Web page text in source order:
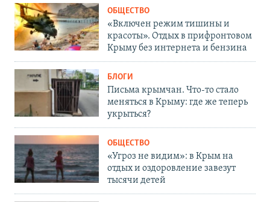
ОБЩЕСТВО
«Включен режим тишины и
красоты». Отдых в прифронтовом
Крыму без интернета и бензина
БЛОГИ
Письма крымчан. Что-то стало
меняться в Крыму: где же теперь
укрыться?
ОБЩЕСТВО
«Угроз не видим»: в Крым на
отдых и оздоровление завезут
тысячи детей